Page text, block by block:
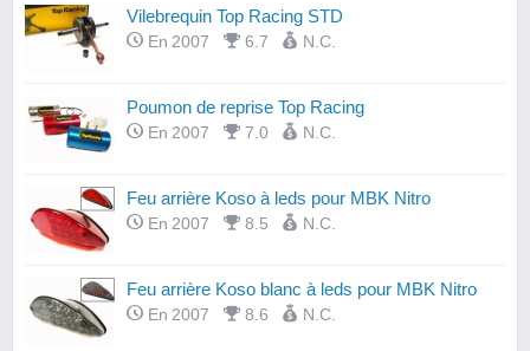
Vilebrequin Top Racing STD
En 2007 6.7 N.C.
Poumon de reprise Top Racing
En 2007 7.0 N.C.
Feu arrière Koso à leds pour MBK Nitro
En 2007 8.5 N.C.
Feu arrière Koso blanc à leds pour MBK Nitro
En 2007 8.6 N.C.